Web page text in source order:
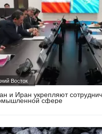
Восток
и Иран укрепляют
сфере